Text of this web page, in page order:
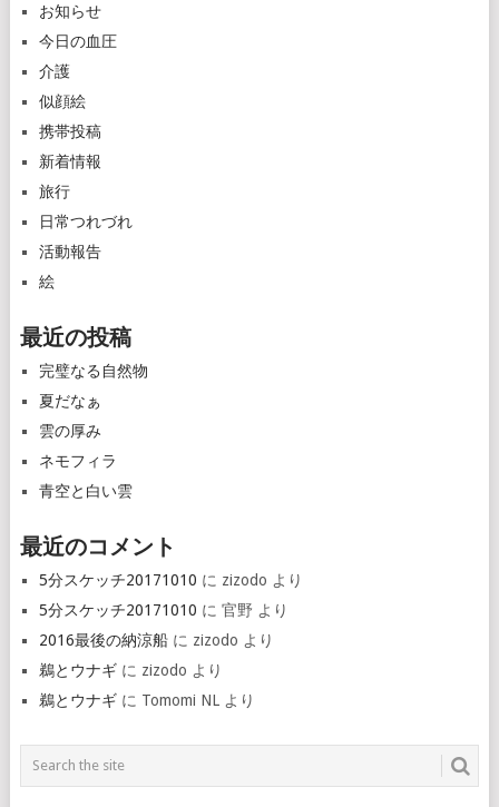
お知らせ
今日の血圧
介護
似顔絵
携帯投稿
新着情報
旅行
日常つれづれ
活動報告
絵
最近の投稿
完璧なる自然物
夏だなぁ
雲の厚み
ネモフィラ
青空と白い雲
最近のコメント
5分スケッチ20171010 に zizodo より
5分スケッチ20171010 に 官野 より
2016最後の納涼船に zizodo より
鵜とウナギに zizodo より
鵜とウナギに Tomomi NLより